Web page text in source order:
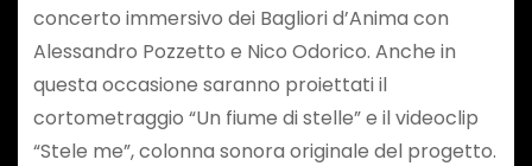
concerto immersivo dei Bagliori d’Anima con
Alessandro Pozzetto e Nico Odorico. Anche in
questa occasione saranno proiettati il
cortometraggio “Un fiume di stelle” e il videoclip
“Stele me”, colonna sonora originale del progetto.